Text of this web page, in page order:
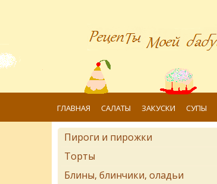
ГЛАВНАЯ САЛАТЫ ЗАКУСКИ СУПЫ
Пироги и пирожки
Торты
Блины, блинчики, оладьи